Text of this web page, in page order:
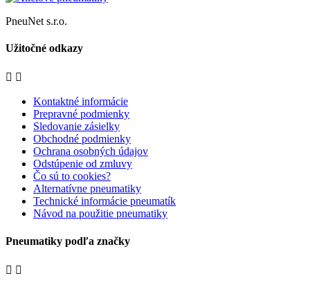
PneuNet s.r.o.
Užitočné odkazy
 
Kontaktné informácie
Prepravné podmienky
Sledovanie zásielky
Obchodné podmienky
Ochrana osobných údajov
Odstúpenie od zmluvy
Čo sú to cookies?
Alternatívne pneumatiky
Technické informácie pneumatík
Návod na použitie pneumatiky
Pneumatiky podľa značky
 